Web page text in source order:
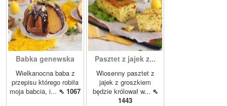
Babka genewska
Wielkanocna baba z
przepisu którego robiła
moja babcia, i... ⇖ 1067
Pasztet z jajek z...
Wiosenny pasztet z
jajek z groszkiem
będzie królował w... ⇖
1443